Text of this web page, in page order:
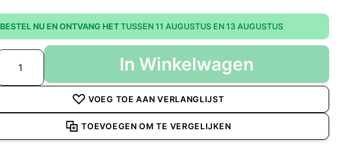
BESTEL NU EN ONTVANG HETTUSSEN 11 AUGUSTUS EN 13 AUGUSTUS
In Winkelwagen
VOEG TOE AAN VERLANGLIJST
TOEVOEGEN OM TE VERGELIJKEN